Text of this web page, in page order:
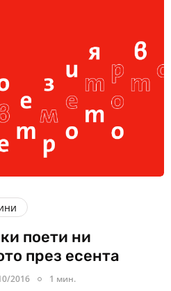
поети ни
през есента
2016 1 мин.